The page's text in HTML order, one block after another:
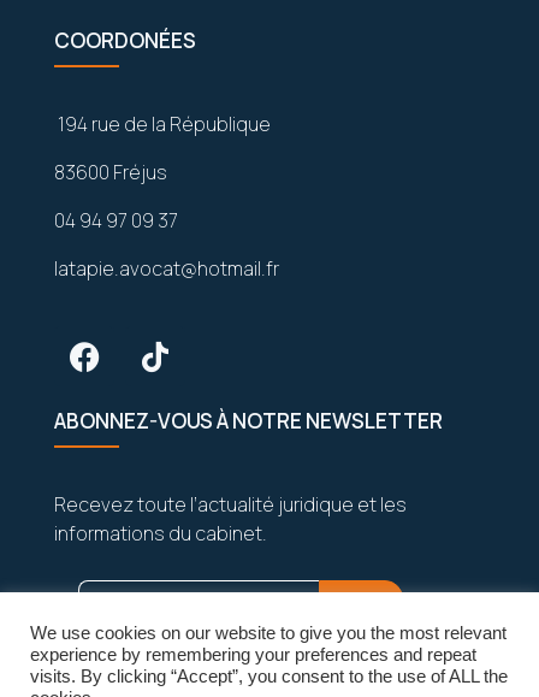
COORDONÉES
194 rue de la République
83600 Fréjus
04 94 97 09 37
latapie.avocat@hotmail.fr
ABONNEZ-VOUS À NOTRE NEWSLETTER
Recevez toute l’actualité juridique et les
informations du cabinet.
We use cookies on our website to give you the most relevant
experience by remembering your preferences and repeat
visits. By clicking “Accept”, you consent to the use of ALL the